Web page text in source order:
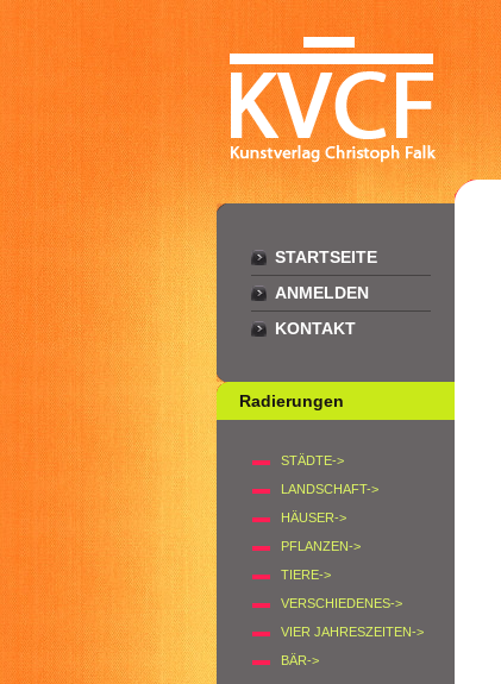
STARTSEITE
ANMELDEN
KONTAKT
Radierungen
STÄDTE->
LANDSCHAFT->
HÄUSER->
PFLANZEN->
TIERE->
VERSCHIEDENES->
VIER JAHRESZEITEN->
BÄR->